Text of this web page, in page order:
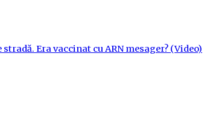
Era vaccinat cu ARN mesager? (Video)